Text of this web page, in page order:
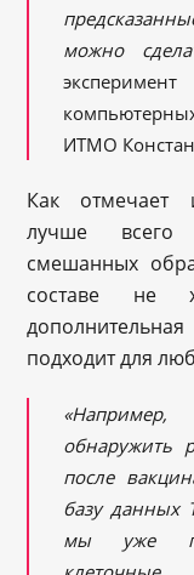
можно
ИТМО
Как отмечает
лучше всего
смешанных
составе не
подходит для
обнаружить
после
базу данных
мы уже